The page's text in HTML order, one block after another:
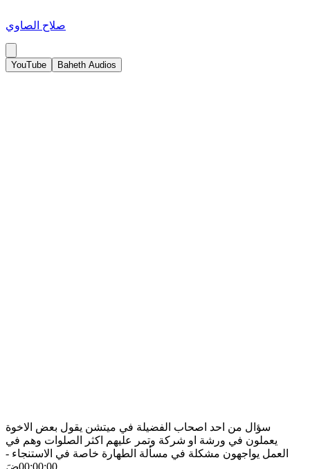
صلاح الصاوي
YouTube Baheth Audios
سؤال من احد اصحاب الفضيلة في ميتشن يقول بعض الاخوة
يعملون في ورشة او شركة وتمر عليهم اكثر الصلوات وهم في
العمل يواجهون مشكلة في مسألة الطهارة خاصة في الاستنجاء -
00:00:00ضَ